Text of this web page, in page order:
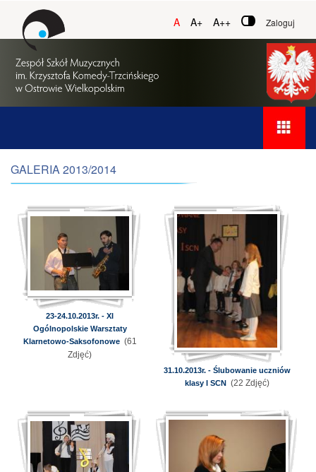
A A+ A++ Zaloguj
GALERIA 2013/2014
23-24.10.2013r. - XI
Ogólnopolskie Warsztaty
Klarnetowo-Saksofonowe (61
Zdjęć)
31.10.2013r. - Ślubowanie uczniów
klasy I SCN (22 Zdjęć)